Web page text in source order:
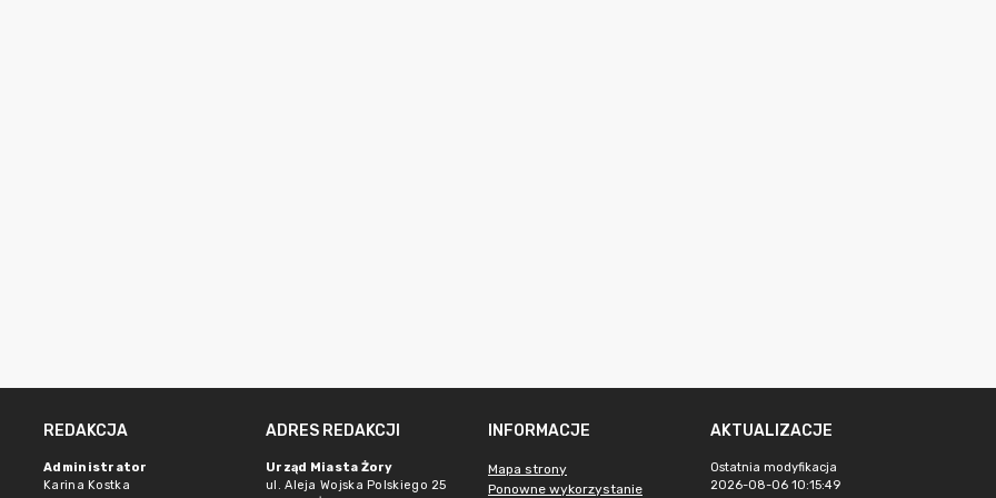
REDAKCJA
Administrator
Karina Kostka
ADRES REDAKCJI
Urząd Miasta Żory
ul. Aleja Wojska Polskiego 25
INFORMACJE
Mapa strony
Ponowne wykorzystanie
AKTUALIZACJE
Ostatnia modyfikacja
2026-08-06 10:15:49